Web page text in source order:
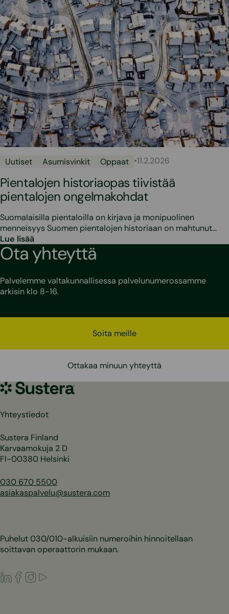
Uutiset Asumisvinkit Oppaat •11.2.2026
Pientalojen historiaopas tiivistää
pientalojen ongelmakohdat
Suomalaisilla pientaloilla on kirjava ja monipuolinen
menneisyys Suomen pientalojen historiaan on mahtunut…
Lue lisää
Ota yhteyttä
Palvelemme valtakunnallisessa palvelunumerossamme
arkisin klo 8-16.
Soita meille
Ottakaa minuun yhteyttä
Sustera
Yhteystiedot
Sustera Finland
Karvaamokuja 2 D
FI-00380 Helsinki
030 670 5500
asiakaspalvelu@sustera.com
Puhelut 030/010-alkuisiin numeroihin hinnoitellaan
soittavan operaattorin mukaan.
LinkedIn
Facebook
Instagram